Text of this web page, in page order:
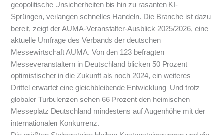
geopolitische Unsicherheiten bis hin zu rasanten KI-
Sprüngen, verlangen schnelles Handeln. Die Branche ist dazu
bereit, zeigt der AUMA-Veranstalter-Ausblick 2025/2026, eine
aktuelle Umfrage des Verbands der deutschen
Messewirtschaft AUMA. Von den 123 befragten
Messeveranstaltern in Deutschland blicken 50 Prozent
optimistischer in die Zukunft als noch 2024, ein weiteres
Drittel erwartet eine gleichbleibende Entwicklung. Und trotz
globaler Turbulenzen sehen 66 Prozent den heimischen
Messeplatz Deutschland mindestens auf Augenhöhe mit der
internationalen Konkurrenz.